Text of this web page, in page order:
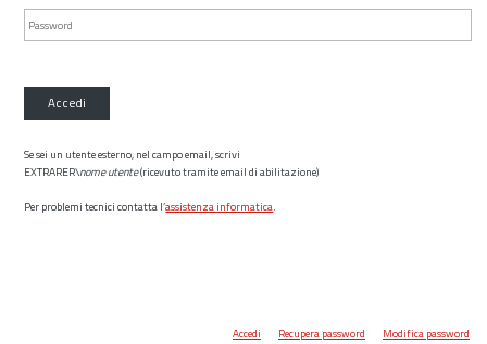
Accedi
Se sei un utente esterno, nel campo email, scrivi
EXTRARER\nome utente(ricevuto tramite email di abilitazione)
Per problemi tecnici contatta l’assistenza informatica.
Accedi Recupera password Modifica password